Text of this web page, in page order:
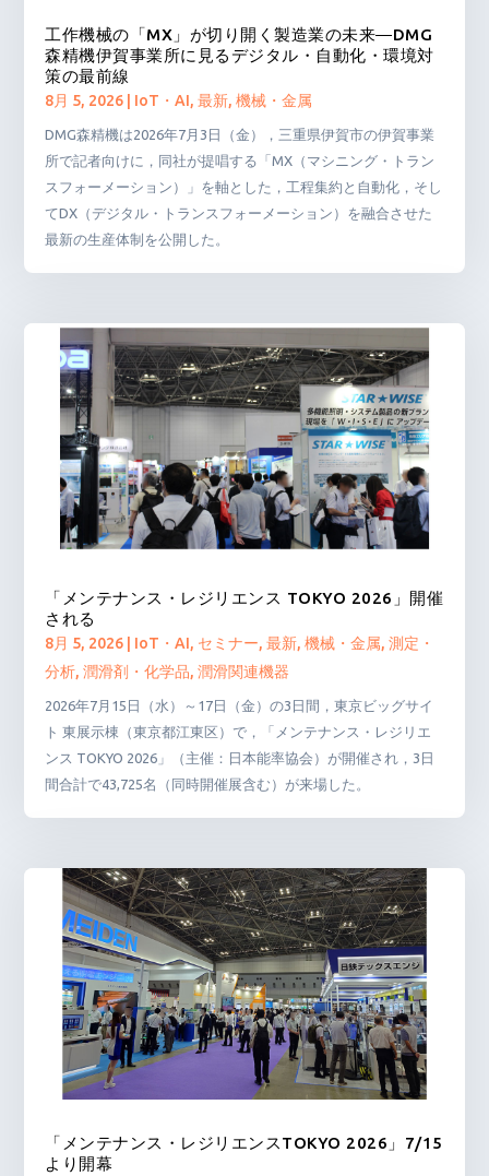
工作機械の「MX」が切り開く製造業の未来―DMG
森精機伊賀事業所に見るデジタル・自動化・環境対
策の最前線
8月 5, 2026 IoT・AI,最新,機械・金属
DMG森精機は2026年7月3日（金），三重県伊賀市の伊賀事業
所で記者向けに，同社が提唱する「MX（マシニング・トラン
スフォーメーション）」を軸とした，工程集約と自動化，そし
てDX（デジタル・トランスフォーメーション）を融合させた
最新の生産体制を公開した。
「メンテナンス・レジリエンス TOKYO 2026」開催
される
8月 5, 2026 IoT・AI, セミナー,最新,機械・金属,測定・
分析,潤滑剤・化学品,潤滑関連機器
2026年7月15日（水）～17日（金）の3日間，東京ビッグサイ
ト 東展示棟（東京都江東区）で，「メンテナンス・レジリエ
ンス TOKYO 2026」（主催：日本能率協会）が開催され，3日
間合計で43,725名（同時開催展含む）が来場した。
「メンテナンス・レジリエンスTOKYO 2026」7/15
より開幕